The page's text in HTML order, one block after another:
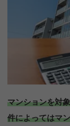
マンションを対
件によってはマ